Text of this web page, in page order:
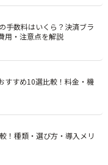
手数料はいくら？決済ブラ
用・注意点を解説
すすめ10選比較！料金・機
！種類・選び方・導入メリ